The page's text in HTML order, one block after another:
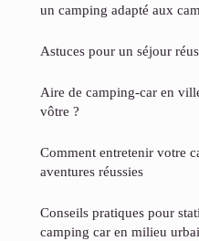
un camping adapté aux
Astuces pour un séjour
Aire de camping-car en
vôtre ?
Comment entretenir votre
aventures réussies
Conseils pratiques pour
camping car en milieu